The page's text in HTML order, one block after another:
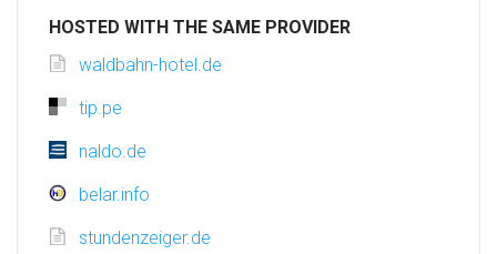
HOSTED WITH THE SAME PROVIDER
waldbahn-hotel.de
tip.pe
naldo.de
belar.info
stundenzeiger.de